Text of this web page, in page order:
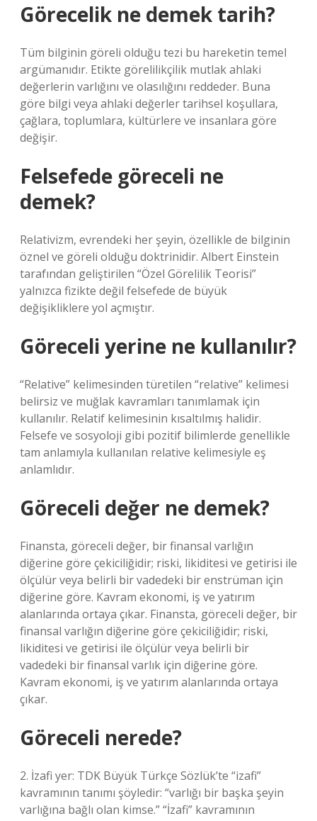
Görecelik ne demek tarih?
Tüm bilginin göreli olduğu tezi bu hareketin temel
argümanıdır. Etikte görelilikçilik mutlak ahlaki
değerlerin varlığını ve olasılığını reddeder. Buna
göre bilgi veya ahlaki değerler tarihsel koşullara,
çağlara, toplumlara, kültürlere ve insanlara göre
değişir.
Felsefede göreceli ne
demek?
Relativizm, evrendeki her şeyin, özellikle de bilginin
öznel ve göreli olduğu doktrinidir. Albert Einstein
tarafından geliştirilen “Özel Görelilik Teorisi”
yalnızca fizikte değil felsefede de büyük
değişikliklere yol açmıştır.
Göreceli yerine ne kullanılır?
“Relative” kelimesinden türetilen “relative” kelimesi
belirsiz ve muğlak kavramları tanımlamak için
kullanılır. Relatif kelimesinin kısaltılmış halidir.
Felsefe ve sosyoloji gibi pozitif bilimlerde genellikle
tam anlamıyla kullanılan relative kelimesiyle eş
anlamlıdır.
Göreceli değer ne demek?
Finansta, göreceli değer, bir finansal varlığın
diğerine göre çekiciliğidir; riski, likiditesi ve getirisi ile
ölçülür veya belirli bir vadedeki bir enstrüman için
diğerine göre. Kavram ekonomi, iş ve yatırım
alanlarında ortaya çıkar. Finansta, göreceli değer, bir
finansal varlığın diğerine göre çekiciliğidir; riski,
likiditesi ve getirisi ile ölçülür veya belirli bir
vadedeki bir finansal varlık için diğerine göre.
Kavram ekonomi, iş ve yatırım alanlarında ortaya
çıkar.
Göreceli nerede?
2. İzafi yer: TDK Büyük Türkçe Sözlük’te “izafi”
kavramının tanımı şöyledir: “varlığı bir başka şeyin
varlığına bağlı olan kimse.” “İzafi” kavramının